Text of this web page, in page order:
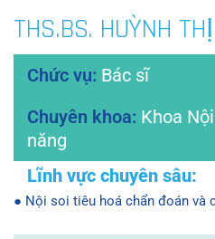
THS.BS. HUỲNH
Bác sĩ
Khoa
năng
● Nội soi tiêu hoá chẩn đoán và